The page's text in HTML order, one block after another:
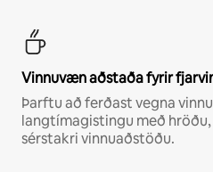
Vinnuvæn aðstaða fyrir
Þarftu að ferðast vegna
langtímagistingu með
sérstakri vinnuaðstöðu.